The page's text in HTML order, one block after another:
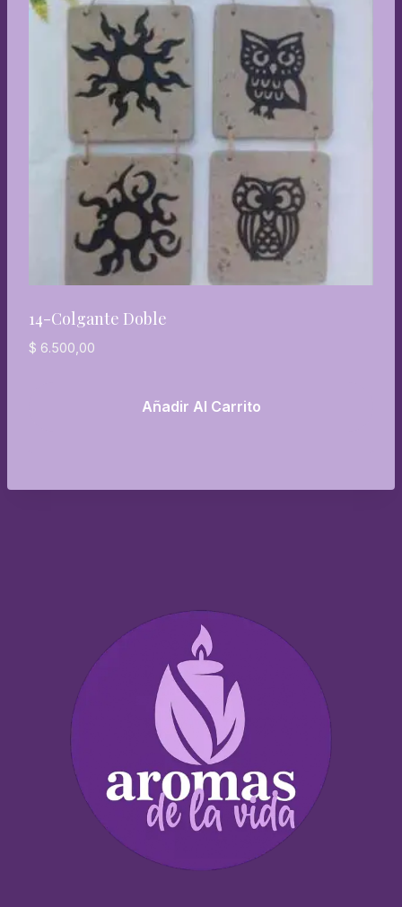
14-Colgante Doble
$ 6.500,00
Añadir Al Carrito